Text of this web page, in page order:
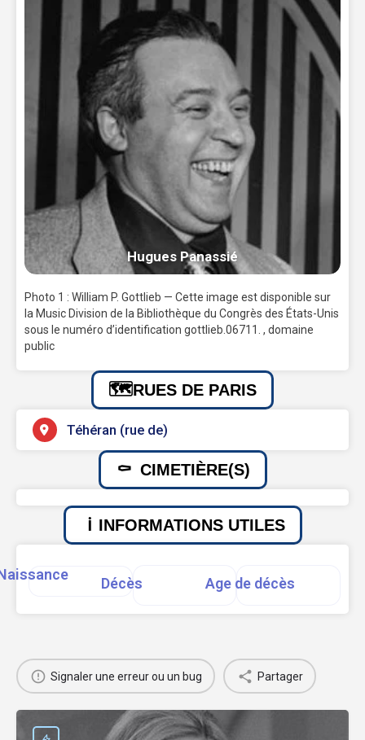
Hugues Panassié
Photo 1 : William P. Gottlieb — Cette image est disponible sur
la Music Division de la Bibliothèque du Congrès des États-Unis
sous le numéro d’identification gottlieb.06711. , domaine
public
RUES DE PARIS
Téhéran (rue de)
CIMETIÈRE(S)
INFORMATIONS UTILES
Décès Age de décès
Signaler une erreur ou un bug Partager